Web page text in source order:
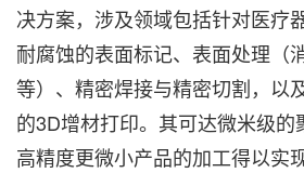
决方案，涉及领域包括针对医疗
耐腐蚀的表面标记、表面处理（
等）、精密焊接与精密切割，以
的3D增材打印。其可达微米级的
高精度更微小产品的加工得以实